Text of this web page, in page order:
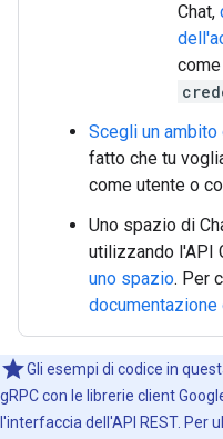
Chat,
Scegli un
fatto che tu
come utente o
Uno spazio di
utilizzando l'API
uno spazio. Per
Gli esempi di codice in
gRPC con le librerie client
l'interfaccia dell'API REST.